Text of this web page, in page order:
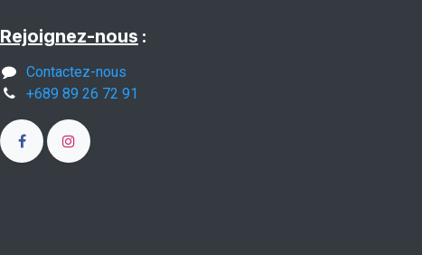
Rejoignez-nous :
Contactez-nous
+689 89 26 72 91